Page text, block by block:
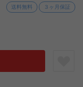
送料無料 ３ヶ月保証